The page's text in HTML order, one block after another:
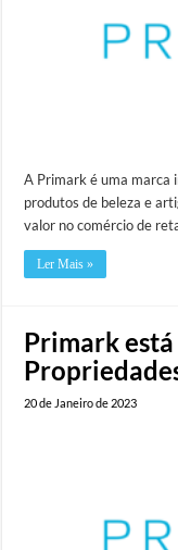
A Primark é uma marca
produtos de beleza e
valor no comércio de
Ler Mais »
Primark
20 de Janeiro de 2023